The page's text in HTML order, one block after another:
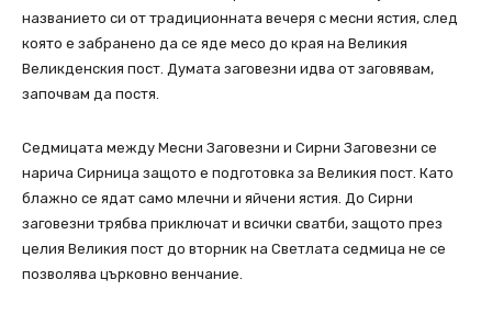
названието си от традиционната вечеря с месни ястия, след
която е забранено да се яде месо до края на Великия
Великденския пост. Думата заговезни идва от заговявам,
започвам да постя.
Седмицата между Месни Заговезни и Сирни Заговезни се
нарича Сирница защото е подготовка за Великия пост. Като
блажно се ядат само млечни и яйчени ястия. До Сирни
заговезни трябва приключат и всички сватби, защото през
целия Великия пост до вторник на Светлата седмица не се
позволява църковно венчание.